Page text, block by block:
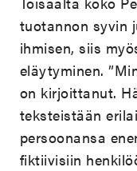
tuotannon syvin
ihmisen, siis
eläytyminen.
on kirjoittanut.
teksteistään
persoonansa
fiktiivisiin